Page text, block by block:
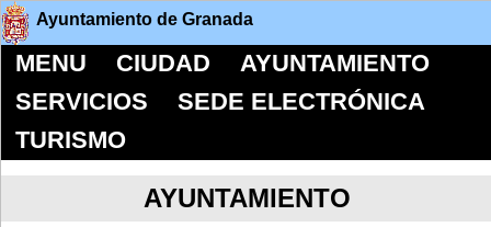
Ayuntamiento de Granada
MENU CIUDAD
AYUNTAMIENTO
SERVICIOS
SEDE ELECTRÓNICA
TURISMO
AYUNTAMIENTO